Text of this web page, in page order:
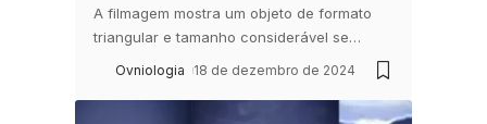
A filmagem mostra um objeto de formato
triangular e tamanho considerável se…
Ovniologia 18 de dezembro de 2024